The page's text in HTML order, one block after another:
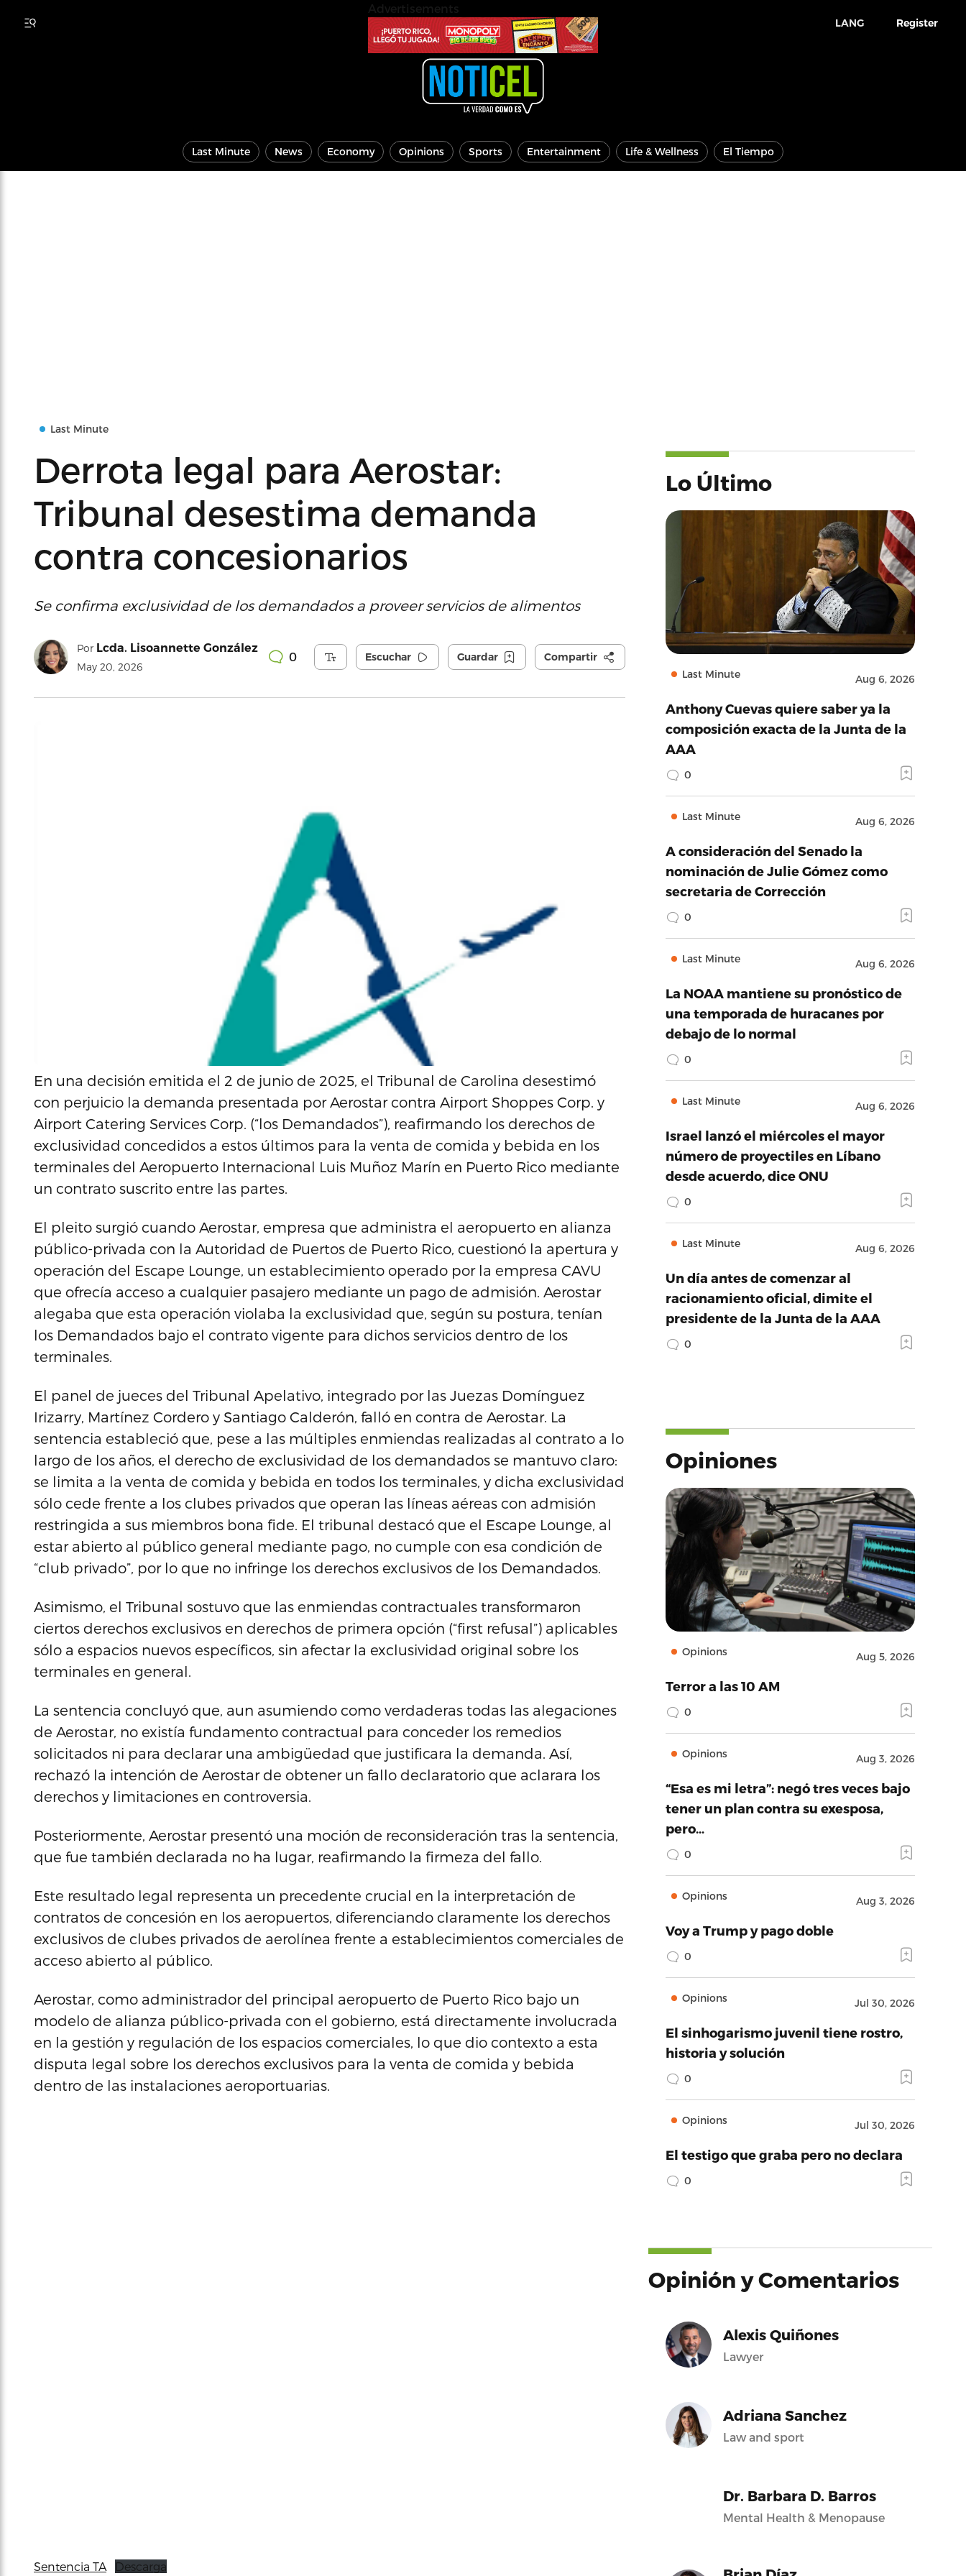
LANG Register
Last Minute News Economy Opinions Sports Entertainment Life & Wellness El Tiempo
Last Minute
Derrota legal para Aerostar:
Tribunal desestima demanda
contra concesionarios
Se confirma exclusividad de los demandados a proveer servicios de alimentos
Por Lcda. Lisoannette González
May 20, 2026
0 Escuchar Guardar Compartir
En una decisión emitida el 2 de junio de 2025, el Tribunal de Carolina desestimó
con perjuicio la demanda presentada por Aerostar contra Airport Shoppes Corp. y
Airport Catering Services Corp. (“los Demandados”), reafirmando los derechos de
exclusividad concedidos a estos últimos para la venta de comida y bebida en los
terminales del Aeropuerto Internacional Luis Muñoz Marín en Puerto Rico mediante
un contrato suscrito entre las partes.
El pleito surgió cuando Aerostar, empresa que administra el aeropuerto en alianza
público-privada con la Autoridad de Puertos de Puerto Rico, cuestionó la apertura y
operación del Escape Lounge, un establecimiento operado por la empresa CAVU
que ofrecía acceso a cualquier pasajero mediante un pago de admisión. Aerostar
alegaba que esta operación violaba la exclusividad que, según su postura, tenían
los Demandados bajo el contrato vigente para dichos servicios dentro de los
terminales.
El panel de jueces del Tribunal Apelativo, integrado por las Juezas Domínguez
Irizarry, Martínez Cordero y Santiago Calderón, falló en contra de Aerostar. La
sentencia estableció que, pese a las múltiples enmiendas realizadas al contrato a lo
largo de los años, el derecho de exclusividad de los demandados se mantuvo claro:
se limita a la venta de comida y bebida en todos los terminales, y dicha exclusividad
sólo cede frente a los clubes privados que operan las líneas aéreas con admisión
restringida a sus miembros bona fide. El tribunal destacó que el Escape Lounge, al
estar abierto al público general mediante pago, no cumple con esa condición de
“club privado”, por lo que no infringe los derechos exclusivos de los Demandados.
Asimismo, el Tribunal sostuvo que las enmiendas contractuales transformaron
ciertos derechos exclusivos en derechos de primera opción (“first refusal”) aplicables
sólo a espacios nuevos específicos, sin afectar la exclusividad original sobre los
terminales en general.
La sentencia concluyó que, aun asumiendo como verdaderas todas las alegaciones
de Aerostar, no existía fundamento contractual para conceder los remedios
solicitados ni para declarar una ambigüedad que justificara la demanda. Así,
rechazó la intención de Aerostar de obtener un fallo declaratorio que aclarara los
derechos y limitaciones en controversia.
Posteriormente, Aerostar presentó una moción de reconsideración tras la sentencia,
que fue también declarada no ha lugar, reafirmando la firmeza del fallo.
Este resultado legal representa un precedente crucial en la interpretación de
contratos de concesión en los aeropuertos, diferenciando claramente los derechos
exclusivos de clubes privados de aerolínea frente a establecimientos comerciales de
acceso abierto al público.
Aerostar, como administrador del principal aeropuerto de Puerto Rico bajo un
modelo de alianza público-privada con el gobierno, está directamente involucrada
en la gestión y regulación de los espacios comerciales, lo que dio contexto a esta
disputa legal sobre los derechos exclusivos para la venta de comida y bebida
dentro de las instalaciones aeroportuarias.
Sentencia TA Descarga
Lo Último
Last Minute Aug 6, 2026
Anthony Cuevas quiere saber ya la
composición exacta de la Junta de la
AAA
0
Last Minute Aug 6, 2026
A consideración del Senado la
nominación de Julie Gómez como
secretaria de Corrección
0
Last Minute Aug 6, 2026
La NOAA mantiene su pronóstico de
una temporada de huracanes por
debajo de lo normal
0
Last Minute Aug 6, 2026
Israel lanzó el miércoles el mayor
número de proyectiles en Líbano
desde acuerdo, dice ONU
0
Last Minute Aug 6, 2026
Un día antes de comenzar al
racionamiento oficial, dimite el
presidente de la Junta de la AAA
0
Opiniones
Opinions Aug 5, 2026
Terror a las 10 AM
0
Opinions Aug 3, 2026
“Esa es mi letra”: negó tres veces bajo
tener un plan contra su exesposa,
pero…
0
Opinions Aug 3, 2026
Voy a Trump y pago doble
0
Opinions Jul 30, 2026
El sinhogarismo juvenil tiene rostro,
historia y solución
0
Opinions Jul 30, 2026
El testigo que graba pero no declara
0
Opinión y Comentarios
Alexis Quiñones
Lawyer
Adriana Sanchez
Law and sport
Dr. Barbara D. Barros
Mental Health & Menopause